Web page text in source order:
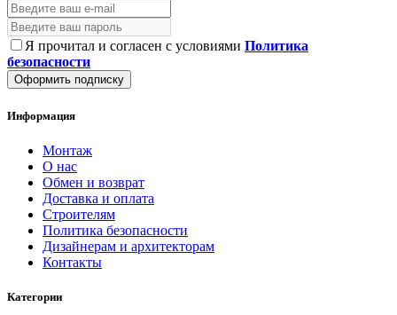
Я прочитал и согласен с условиями Политика
безопасности
Оформить подписку
Информация
Монтаж
О нас
Обмен и возврат
Доставка и оплата
Строителям
Политика безопасности
Дизайнерам и архитекторам
Контакты
Категории